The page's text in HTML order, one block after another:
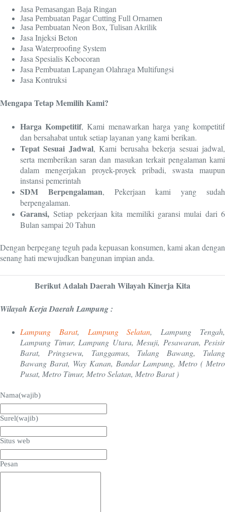
Jasa Pemasangan Baja Ringan
Jasa Pembuatan Pagar Cutting Full Ornamen
Jasa Pembuatan Neon Box, Tulisan Akrilik
Jasa Injeksi Beton
Jasa Waterproofing System
Jasa Spesialis Kebocoran
Jasa Pembuatan Lapangan Olahraga Multifungsi
Jasa Kontruksi
Mengapa Tetap Memilih Kami?
Harga Kompetitif, Kami menawarkan harga yang kompetitif
dan bersahabat untuk setiap layanan yang kami berikan.
Tepat Sesuai Jadwal, Kami berusaha bekerja sesuai jadwal,
serta memberikan saran dan masukan terkait pengalaman kami
dalam mengerjakan proyek-proyek pribadi, swasta maupun
instansi pemerintah
SDM Berpengalaman, Pekerjaan kami yang sudah
berpengalaman.
Garansi,Setiap pekerjaan kita memiliki garansi mulai dari 6
Bulan sampai 20 Tahun
Dengan berpegang teguh pada kepuasan konsumen, kami akan dengan
senang hati mewujudkan bangunan impian anda.
Berikut Adalah Daerah Wilayah Kinerja Kita
Wilayah Kerja Daerah Lampung :
Lampung Barat, Lampung Selatan, Lampung Tengah,
Lampung Timur, Lampung Utara, Mesuji, Pesawaran, Pesisir
Barat, Pringsewu, Tanggamus, Tulang Bawang, Tulang
Bawang Barat, Way Kanan, Bandar Lampung, Metro ( Metro
Pusat, Metro Timur, Metro Selatan, Metro Barat )
Nama(wajib)
Surel(wajib)
Situs web
Pesan